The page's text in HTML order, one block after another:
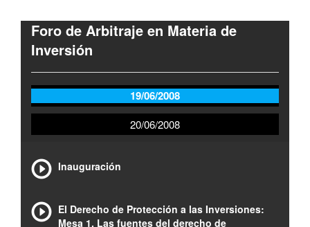
Foro de Arbitraje en Materia de
Inversión
19/06/2008
20/06/2008
Inauguración
El Derecho de Protección a las Inversiones:
Mesa 1. Las fuentes del derecho de